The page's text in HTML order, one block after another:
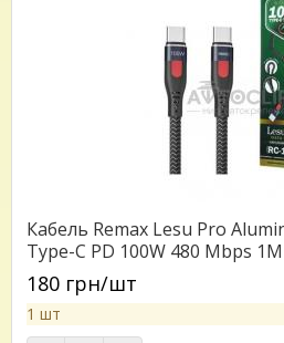
Кабель Remax Lesu Pro
Type-C PD 100W 480 Mbps
180 грн/шт
1 шт